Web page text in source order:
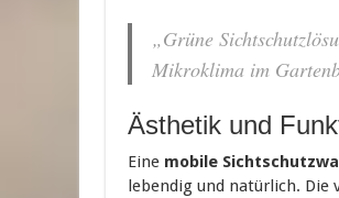
„Grüne
Mikroklima im
Ästhetik und
Eine mobile
lebendig und natürlich. Die